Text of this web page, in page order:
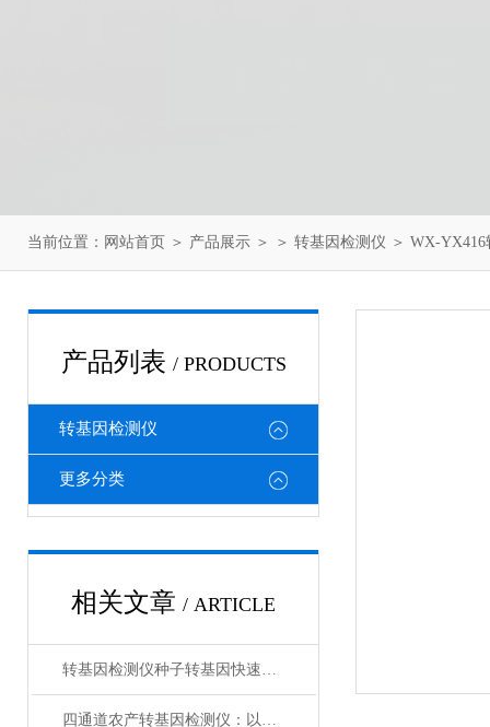
当前位置： 网站首页 ＞ 产品展示 ＞ ＞ 转基因检测仪 ＞ WX-
产品列表 / PRODUCTS
转基因检测仪
更多分类
相关文章 / ARTICLE
转基因检测仪种子转基因快速检测仪@大风新闻
四通道农产转基因检测仪：以精准高效，守护农业安全防线